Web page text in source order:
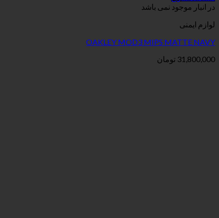
باشد
OAKLEY MOD3